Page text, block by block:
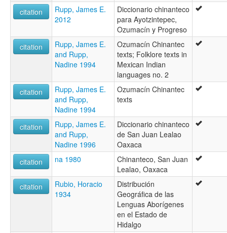
citation
Rupp, James E.
2012
Diccionario chinanteco
para Ayotzintepec,
Ozumacín y Progreso
citation
Rupp, James E.
and Rupp,
Nadine 1994
Ozumacín Chinantec
texts; Folklore texts in
Mexican Indian
languages no. 2
citation
Rupp, James E.
and Rupp,
Nadine 1994
Ozumacín Chinantec
texts
citation
Rupp, James E.
and Rupp,
Nadine 1996
Diccionario chinanteco
de San Juan Lealao
Oaxaca
citation
na 1980
Chinanteco, San Juan
Lealao, Oaxaca
citation
Rubio, Horacio
1934
Distribución
Geográfica de las
Lenguas Aborígenes
en el Estado de
Hidalgo